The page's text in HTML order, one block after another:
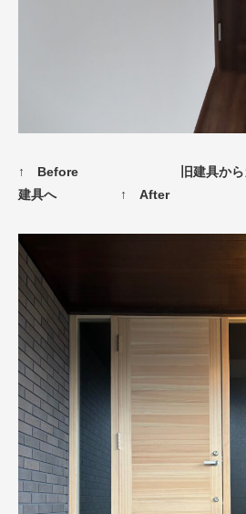
↑ Before
旧建具か
建具へ
↑ After